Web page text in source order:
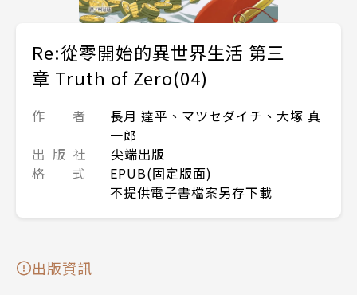
Re:從零開始的異世界生活 第三
章 Truth of Zero(04)
作 者
長月 達平、マツセダイチ、大塚 真
一郎
出 版 社
尖端出版
格 式
EPUB(固定版面)
不提供電子書檔案另存下載
出版資訊